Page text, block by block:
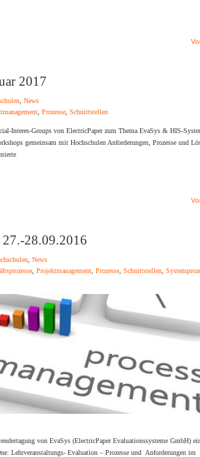
2017
, News
, Prozesse, Schnittstellen
Interes-Groups von ElectricPaper zum Thema EvaSys & HIS-
gemeinsam mit Hochschulen Anforderungen, Prozesse und
27.-28.09.2016
, News
, Projektmanagement, Prozesse, Schnittstellen,
von EvaSys (ElectricPaper Evaluationssysteme GmbH)
Lehrveranstaltungs- Evaluation – Prozesse und Anforderungen im